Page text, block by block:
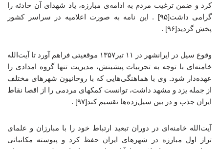
کرد و ضمن ترغیب مردم به ادامه‌ی مبارزه، یاد شهدای آن حادثه را
گرامی داشت[۹۵] . این نامه به صورت اعلامیه در سراسر کشور
پخش گردید[۹۶] .
وقوع سیل در ایرانشهر در ۱۱ تیر۱۳۵۷ موقعیتی فراهم آورد تا آیت‌الله
خامنه‌ای با توجه به تجربیات پیشینش، مدیریت تنها گروه امدادی را
عهده‌دار شود. وی با هماهنگی‌هایی که با روحانیون شهرهای مختلف
از جمله یزد و مشهد داشت، توانست کمکهای مردمی را از اقصا نقاط
ایران جذب و در بین سیل‌زده‌ها تقسیم کند[۹۷] .
آیت‌الله خامنه‌ای در دوران تبعید ارتباط خود را با مبارزان و علمای
تراز اول مبارزه در شهرهای ایران حفظ کرد و پیوسته مکاتباتی